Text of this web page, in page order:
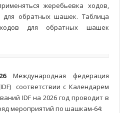
жеребьевка ходов,
для обратных шашек. Таблица
для обратных шашек
Международная федерация
соответствии с Календарем
IDF на 2026 год проводит в
мероприятий по шашкам-64: